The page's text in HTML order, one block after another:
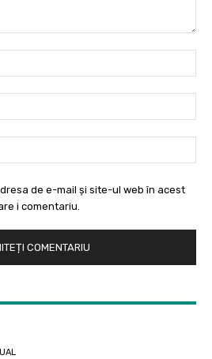
de e-mail și site-ul web în acest
i comentariu.